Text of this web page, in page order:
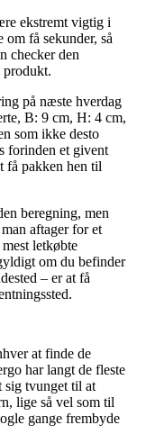
ekstremt vigtig i
få sekunder, så
checker den
produkt.
på næste hverdag
B: 9 cm, H: 4 cm,
som ikke desto
forinden et givent
få pakken hen til
beregning, men
aftager for et
letkøbte
om du befinder
– er at få
at finde de
har langt de fleste
sig tvunget til at
lige så vel som til
gange frembyde